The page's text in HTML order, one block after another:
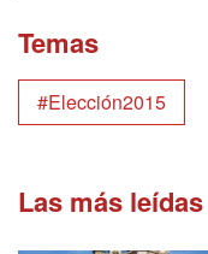
Temas
#Elección2015
Las más leídas